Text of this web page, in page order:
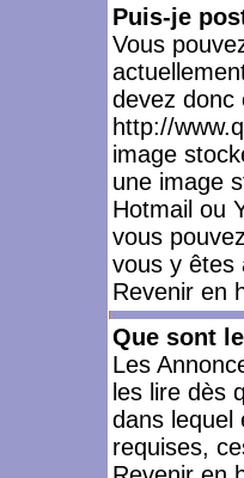
Puis-je
Vous
devez donc
http://
image
une image
Hotmail ou
vous
vous y êtes
Revenir en
Que sont
Les
les lire dès
dans lequel
requises,